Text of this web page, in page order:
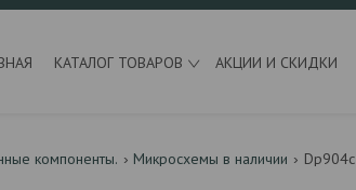
КАТАЛОГ ТОВАРОВ АКЦИИ И СКИДКИ
компоненты. Микросхемы в наличии Dp904c